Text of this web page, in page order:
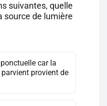
suivantes, quelle
source de lumière
car la
provient de